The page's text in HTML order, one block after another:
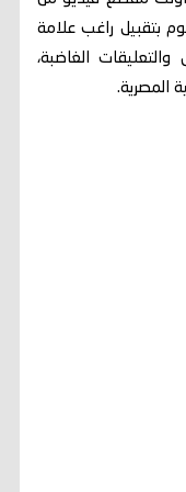
بتقبيل راغب علامة
الغاضبة،
المصرية.